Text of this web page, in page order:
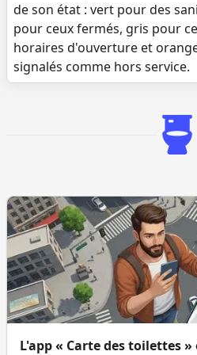
de son état : vert pour des
pour ceux fermés, gris pour
horaires d'ouverture et
signalés comme hors service.
L'app « Carte des toilettes